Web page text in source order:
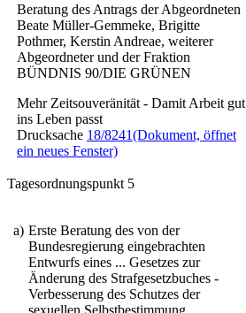
Beratung des Antrags der Abgeordneten
Beate Müller-Gemmeke, Brigitte
Pothmer, Kerstin Andreae, weiterer
Abgeordneter und der Fraktion
BÜNDNIS 90/DIE GRÜNEN
Mehr Zeitsouveränität - Damit Arbeit gut
ins Leben passt
Drucksache 18/8241(Dokument, öffnet
ein neues Fenster)
Tagesordnungspunkt 5
a) Erste Beratung des von der
Bundesregierung eingebrachten
Entwurfs eines ... Gesetzes zur
Änderung des Strafgesetzbuches -
Verbesserung des Schutzes der
sexuellen Selbstbestimmung